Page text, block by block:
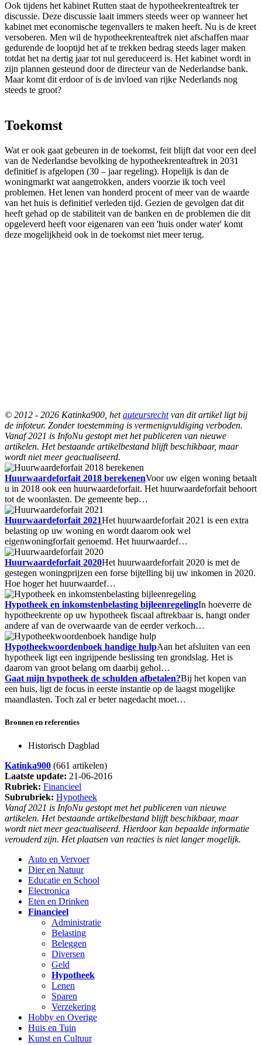
Ook tijdens het kabinet Rutten staat de hypotheekrenteaftrek ter
discussie. Deze discussie laait immers steeds weer op wanneer het
kabinet met economische tegenvallers te maken heeft. Nu is de kreet
versoberen. Men wil de hypotheekrenteaftrek niet afschaffen maar
gedurende de looptijd het af te trekken bedrag steeds lager maken
totdat het na dertig jaar tot nul gereduceerd is. Het kabinet wordt in
zijn plannen gesteund door de directeur van de Nederlandse bank.
Maar komt dit erdoor of is de invloed van rijke Nederlands nog
steeds te groot?
Toekomst
Wat er ook gaat gebeuren in de toekomst, feit blijft dat voor een deel
van de Nederlandse bevolking de hypotheekrenteaftrek in 2031
definitief is afgelopen (30 – jaar regeling). Hopelijk is dan de
woningmarkt wat aangetrokken, anders voorzie ik toch veel
problemen. Het lenen van honderd procent of meer van de waarde
van het huis is definitief verleden tijd. Gezien de gevolgen dat dit
heeft gehad op de stabiliteit van de banken en de problemen die dit
opgeleverd heeft voor eigenaren van een 'huis onder water' komt
deze mogelijkheid ook in de toekomst niet meer terug.
© 2012 - 2026 Katinka900, hetauteursrechtvan dit artikel ligt bij
de infoteur. Zonder toestemming is vermenigvuldiging verboden.
Vanaf 2021 is InfoNu gestopt met het publiceren van nieuwe
artikelen. Het bestaande artikelbestand blijft beschikbaar, maar
wordt niet meer geactualiseerd.
Huurwaardeforfait 2018 berekenenVoor uw eigen woning betaalt
u in 2018 ook een huurwaardeforfait. Het huurwaardeforfait behoort
tot de woonlasten. De gemeente bep…
Huurwaardeforfait 2021Het huurwaardeforfait 2021 is een extra
belasting op uw woning en wordt daarom ook wel
eigenwoningforfait genoemd. Het huurwaardef…
Huurwaardeforfait 2020Het huurwaardeforfait 2020 is met de
gestegen woningprijzen een forse bijtelling bij uw inkomen in 2020.
Hoe hoger het huurwaardef…
Hypotheek en inkomstenbelasting bijleenregelingIn hoeverre de
hypotheekrente op uw hypotheek fiscaal aftrekbaar is, hangt onder
andere af van de overwaarde van de eerder verkoch…
Hypotheekwoordenboek handige hulpAan het afsluiten van een
hypotheek ligt een ingrijpende beslissing ten grondslag. Het is
daarom van groot belang om daarbij gehol…
Gaat mijn hypotheek de schulden afbetalen?Bij het kopen van
een huis, ligt de focus in eerste instantie op de laagst mogelijke
maandlasten. Toch zal er beter nagedacht moet…
Bronnen en referenties
Historisch Dagblad
Katinka900 (661 artikelen)
Laatste update: 21-06-2016
Rubriek: Financieel
Subrubriek: Hypotheek
Vanaf 2021 is InfoNu gestopt met het publiceren van nieuwe
artikelen. Het bestaande artikelbestand blijft beschikbaar, maar
wordt niet meer geactualiseerd. Hierdoor kan bepaalde informatie
verouderd zijn. Het plaatsen van reacties is niet langer mogelijk.
Auto en Vervoer
Dier en Natuur
Educatie en School
Electronica
Eten en Drinken
Financieel
Administratie
Belasting
Beleggen
Diversen
Geld
Hypotheek
Lenen
Sparen
Verzekering
Hobby en Overige
Huis en Tuin
Kunst en Cultuur